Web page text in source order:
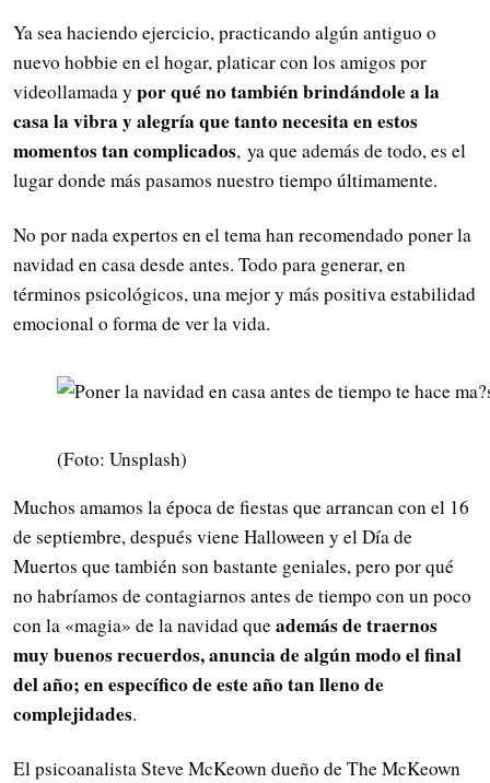
Ya sea haciendo ejercicio, practicando algún antiguo o
nuevo hobbie en el hogar, platicar con los amigos por
videollamada y por qué no también brindándole a la
casa la vibra y alegría que tanto necesita en estos
momentos tan complicados, ya que además de todo, es el
lugar donde más pasamos nuestro tiempo últimamente.
No por nada expertos en el tema han recomendado poner la
navidad en casa desde antes. Todo para generar, en
términos psicológicos, una mejor y más positiva estabilidad
emocional o forma de ver la vida.
(Foto: Unsplash)
Muchos amamos la época de fiestas que arrancan con el 16
de septiembre, después viene Halloween y el Día de
Muertos que también son bastante geniales, pero por qué
no habríamos de contagiarnos antes de tiempo con un poco
con la «magia» de la navidad queademás de traernos
muy buenos recuerdos, anuncia de algún modo el final
del año; en específico de este año tan lleno de
complejidades.
El psicoanalista Steve McKeown dueño de The McKeown